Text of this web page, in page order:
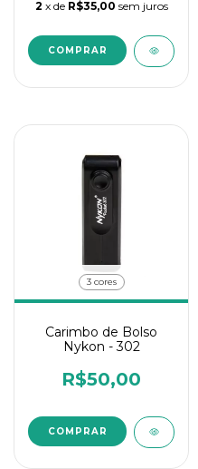
2 x de R$35,00 sem juros
3 cores
Carimbo de Bolso
Nykon - 302
R$50,00
COMPRAR